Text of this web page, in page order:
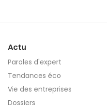
Actu
Paroles d'expert
Tendances éco
Vie des entreprises
Dossiers